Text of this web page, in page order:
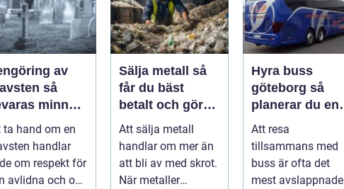
av
så
minnet
stenen
längre
ta hand om en
handlar
om respekt för
avlidna och om
Sälja metall så
får du bäst
betalt och gör
störst nytta för
miljön
Att sälja metall
handlar om mer än
att bli av med skrot.
När metaller
Hyra buss
göteborg så
planerar du en
trygg och
smidig
gruppresa
Att resa
tillsammans med
buss är ofta det
mest avslappnade